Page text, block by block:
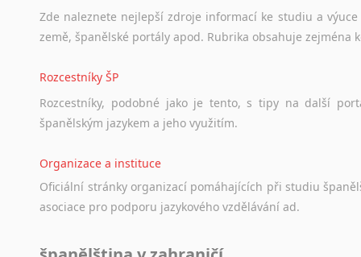
Zde naleznete nejlepší zdroje informací ke studiu a výuce
země, španělské portály apod. Rubrika obsahuje zejména
Rozcestníky ŠP
Rozcestníky, podobné jako je tento, s tipy na další
španělským jazykem a jeho využitím.
Organizace a instituce
Oficiální stránky organizací pomáhajících při studiu
asociace pro podporu jazykového vzdělávání ad.